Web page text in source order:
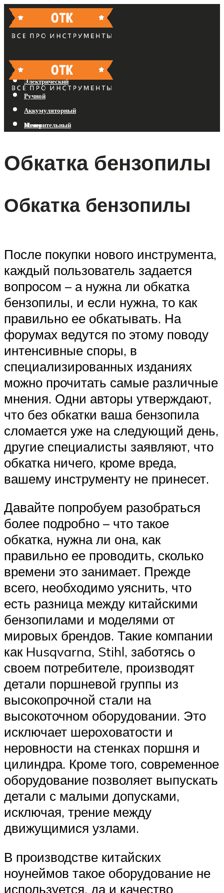
Бензиновый
Электрический
Ручной
Аккумуляторный
Измерительный
Меню
Меню
Обкатка бензопилы
Обкатка бензопилы
После покупки нового инструмента,
каждый пользователь задается
вопросом – а нужна ли обкатка
бензопилы, и если нужна, то как
правильно ее обкатывать. На
форумах ведутся по этому поводу
интенсивные споры, в
специализированных изданиях
можно прочитать самые различные
мнения. Одни авторы утверждают,
что без обкатки ваша бензопила
сломается уже на следующий день,
другие специалисты заявляют, что
обкатка ничего, кроме вреда,
вашему инструменту не принесет.
Давайте попробуем разобраться
более подробно – что такое
обкатка, нужна ли она, как
правильно ее проводить, сколько
времени это занимает. Прежде
всего, необходимо уяснить, что
есть разница между китайскими
бензопилами и моделями от
мировых брендов. Такие компании
как Husqvarna, Stihl, заботясь о
своем потребителе, производят
детали поршневой группы из
высокопрочной стали на
высокоточном оборудовании. Это
исключает шероховатости и
неровности на стенках поршня и
цилиндра. Кроме того, современное
оборудование позволяет выпускать
детали с малыми допусками,
исключая, трение между
движущимися узлами.
В производстве китайских
ноунеймов такое оборудование не
используется, да и качество